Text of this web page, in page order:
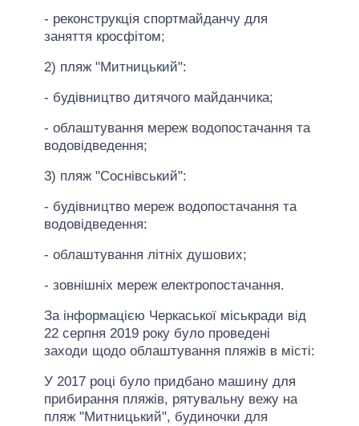
- реконструкція спортмайданчу для
заняття кросфітом;
2) пляж "Митницький":
- будівництво дитячого майданчика;
- облаштування мереж водопостачання та
водовідведення;
3) пляж "Соснівський":
- будівництво мереж водопостачання та
водовідведення:
- облаштування літніх душових;
- зовнішніх мереж електропостачання.
За інформацією Черкаської міськради від
22 серпня 2019 року було проведені
заходи щодо облаштування пляжів в місті:
У 2017 році було придбано машину для
прибирання пляжів, рятувальну вежу на
пляж "Митницький", будиночки для